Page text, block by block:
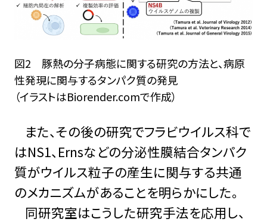
図2 豚熱の分子病態に関する研究の方法と、病原
性発現に関与するタンパク質の発見
（イラストはBiorender.comで作成）
また、その後の研究でフラビウイルス科で
はNS1、Ernsなどの分泌性膜結合タンパク
質がウイルス粒子の産生に関与する共通
のメカニズムがあることを明らかにした。
同研究室はこうした研究手法を応用し、